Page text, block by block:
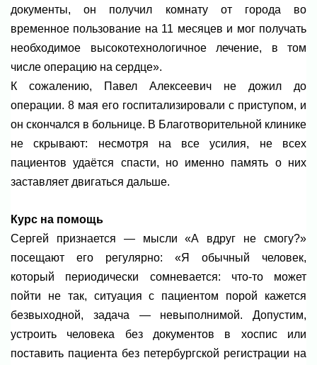
документы, он получил комнату от города во
временное пользование на 11 месяцев и мог получать
необходимое высокотехнологичное лечение, в том
числе операцию на сердце».
К сожалению, Павел Алексеевич не дожил до
операции. 8 мая его госпитализировали с приступом, и
он скончался в больнице. В Благотворительной клинике
не скрывают: несмотря на все усилия, не всех
пациентов удаётся спасти, но именно память о них
заставляет двигаться дальше.
Курс на помощь
Сергей признается — мысли «А вдруг не смогу?»
посещают его регулярно: «Я обычный человек,
который периодически сомневается: что-то может
пойти не так, ситуация с пациентом порой кажется
безвыходной, задача — невыполнимой. Допустим,
устроить человека без документов в хоспис или
поставить пациента без петербургской регистрации на